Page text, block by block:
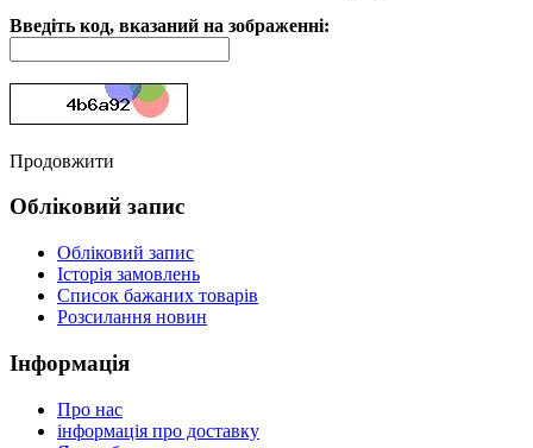
Введіть код, вказаний на зображенні:
Продовжити
Обліковий запис
Обліковий запис
Історія замовлень
Список бажаних товарів
Розсилання новин
Інформація
Про нас
інформація про доставку